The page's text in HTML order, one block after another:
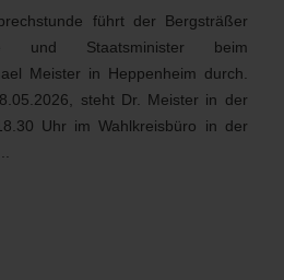
führt der Bergsträßer
und Staatsminister beim
Meister in Heppenheim durch.
steht Dr. Meister in der
Uhr im Wahlkreisbüro in der